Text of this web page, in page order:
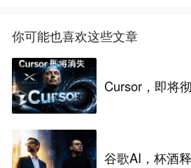
你可能也喜欢这些文章
Cursor，即将
谷歌AI，杯酒